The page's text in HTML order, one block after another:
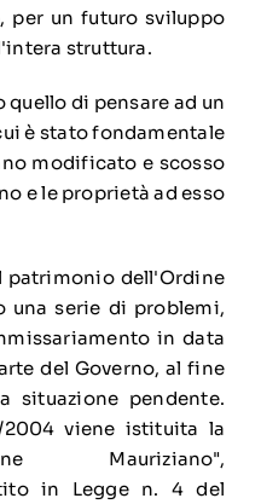
per un futuro sviluppo
struttura.
di pensare ad un
è stato fondamentale
modificato e scosso
e le proprietà ad esso
patrimonio dell'Ordine
una serie di problemi,
in data
del Governo, al fine
situazione pendente.
2004 viene istituita la
Mauriziano",
in Legge n. 4 del